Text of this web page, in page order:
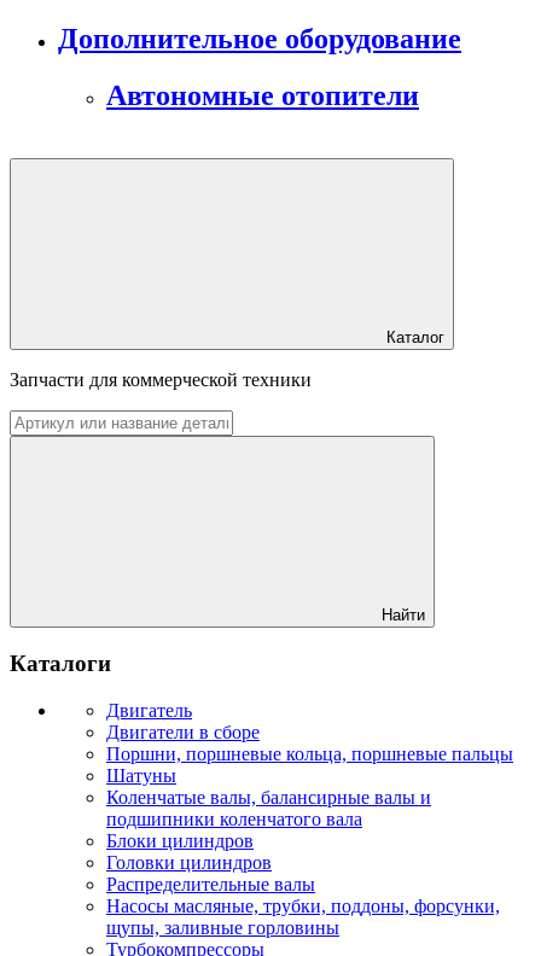
Дополнительное оборудование
Автономные отопители
Каталог
Запчасти для коммерческой техники
Найти
Каталоги
Двигатель
Двигатели в сборе
Поршни, поршневые кольца, поршневые пальцы
Шатуны
Коленчатые валы, балансирные валы и
подшипники коленчатого вала
Блоки цилиндров
Головки цилиндров
Распределительные валы
Насосы масляные, трубки, поддоны, форсунки,
щупы, заливные горловины
Турбокомпрессоры